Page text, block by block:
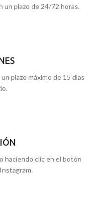
un plazo de 24/72 horas.
plazo máximo de 15 días
haciendo clic en el botón